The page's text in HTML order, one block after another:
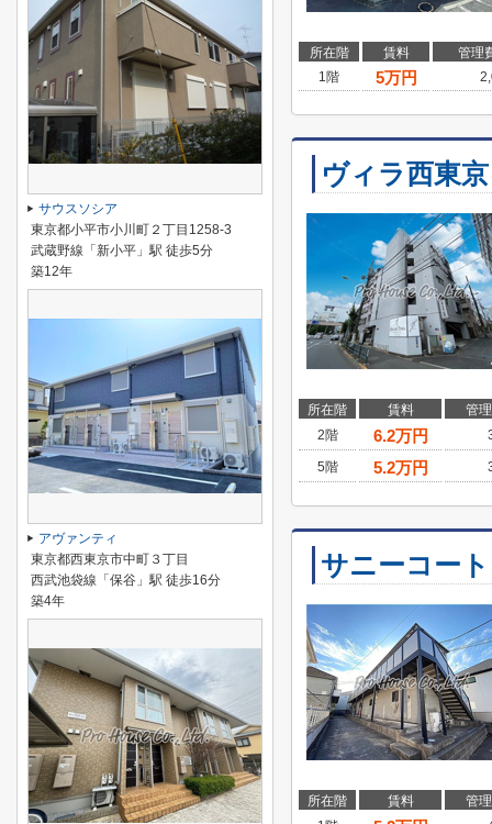
所在階 賃料
管理
1階
5万円
ヴィラ西東京
所在階 賃料
管
2階
6.2万円
5階 5.2万円
サニーコー
所在階 賃料
管
サウスソシア
東京都小平市小川町２丁目1258-3
武蔵野線「新小平」駅 徒歩5分
築12年
アヴァンティ
東京都西東京市中町３丁目
西武池袋線「保谷」駅 徒歩16分
築4年